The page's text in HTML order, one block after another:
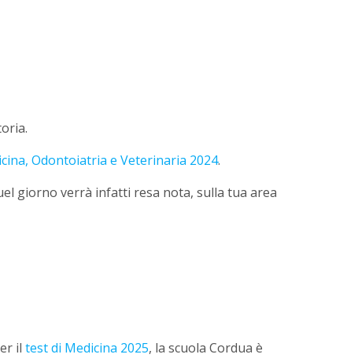
Odontoiatria e Veterinaria 2024.
giorno verrà infatti resa nota, sulla tua area
il test di Medicina 2025, la scuola Cordua è